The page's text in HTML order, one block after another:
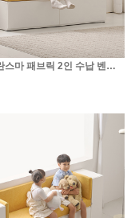
비앙스 알란스마 패브릭 2인 수납 벤치소파 1200